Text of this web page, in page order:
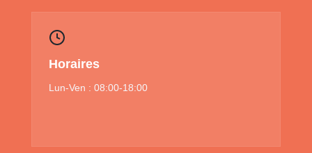
Horaires
Lun-Ven : 08:00-18:00